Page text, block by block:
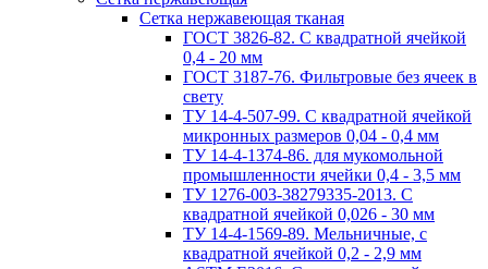
Сетка нержавеющая тканая
ГОСТ 3826-82. C квадратной ячейкой
0,4 - 20 мм
ГОСТ 3187-76. Фильтровые без ячеек в
свету
ТУ 14-4-507-99. C квадратной ячейкой
микронных размеров 0,04 - 0,4 мм
ТУ 14-4-1374-86. для мукомольной
промышленности ячейки 0,4 - 3,5 мм
ТУ 1276-003-38279335-2013. С
квадратной ячейкой 0,026 - 30 мм
ТУ 14-4-1569-89. Мельничные, с
квадратной ячейкой 0,2 - 2,9 мм